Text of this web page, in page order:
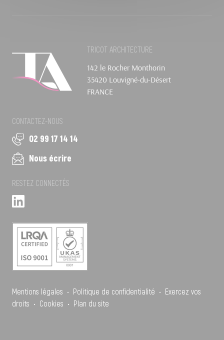
TRICOT ARCHITECTURE
142 le Rocher Monthorin
35420 Louvigné-du-Désert
FRANCE
CONTACTEZ-NOUS
02 99 17 14 14
Nous écrire
RESTEZ CONNECTÉS
Mentions légales • Politique de confidentialité • Exercez vos
droits • Cookies • Plan du site